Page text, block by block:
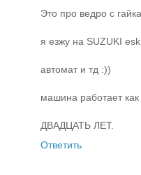
Это про ведро с
я езжу на SUZUKI
автомат и тд :))
машина работает как
ДВАДЦАТЬ ЛЕТ.
Ответить